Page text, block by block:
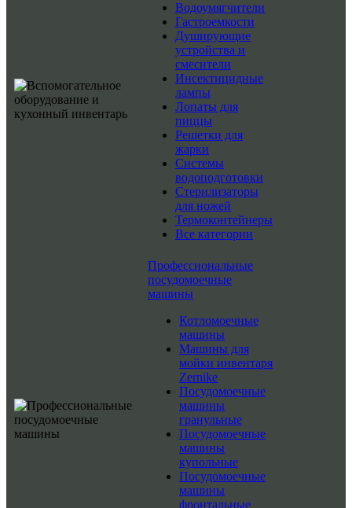
Водоумягчители
Гастроемкости
Душирующие
устройства и
смесители
Инсектицидные
лампы
Лопаты для
пиццы
Решетки для
жарки
Системы
водоподготовки
Стерилизаторы
для ножей
Термоконтейнеры
Все категории
Профессиональные
посудомоечные
машины
Котломоечные
машины
Машины для
мойки инвентаря
Zernike
Посудомоечные
машины
гранульные
Посудомоечные
машины
купольные
Посудомоечные
машины
фронтальные